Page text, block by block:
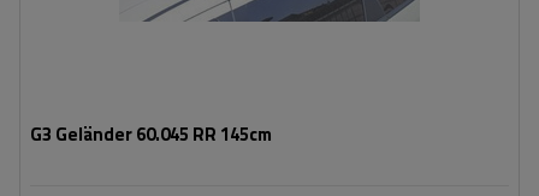
G3 Geländer 60.045 RR 145cm